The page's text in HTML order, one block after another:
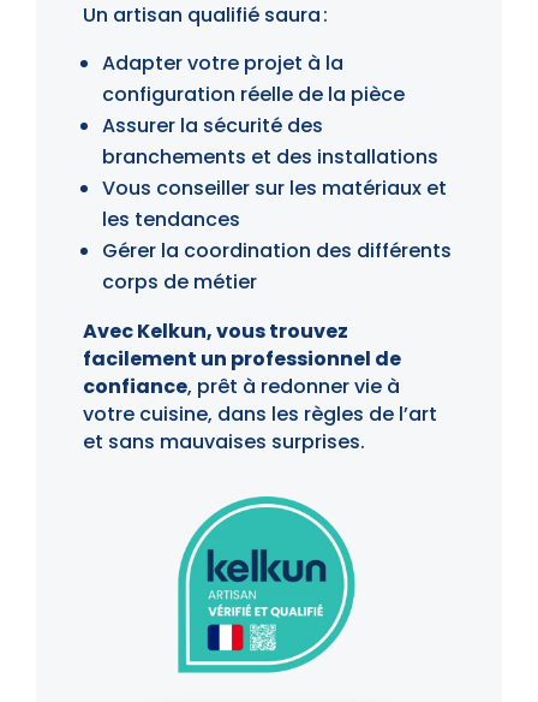
Un artisan qualifié saura :
Adapter votre projet à la
configuration réelle de la pièce
Assurer la sécurité des
branchements et des installations
Vous conseiller sur les matériaux et
les tendances
Gérer la coordination des différents
corps de métier
Avec Kelkun, vous trouvez
facilement un professionnel de
confiance, prêt à redonner vie à
votre cuisine, dans les règles de l’art
et sans mauvaises surprises.